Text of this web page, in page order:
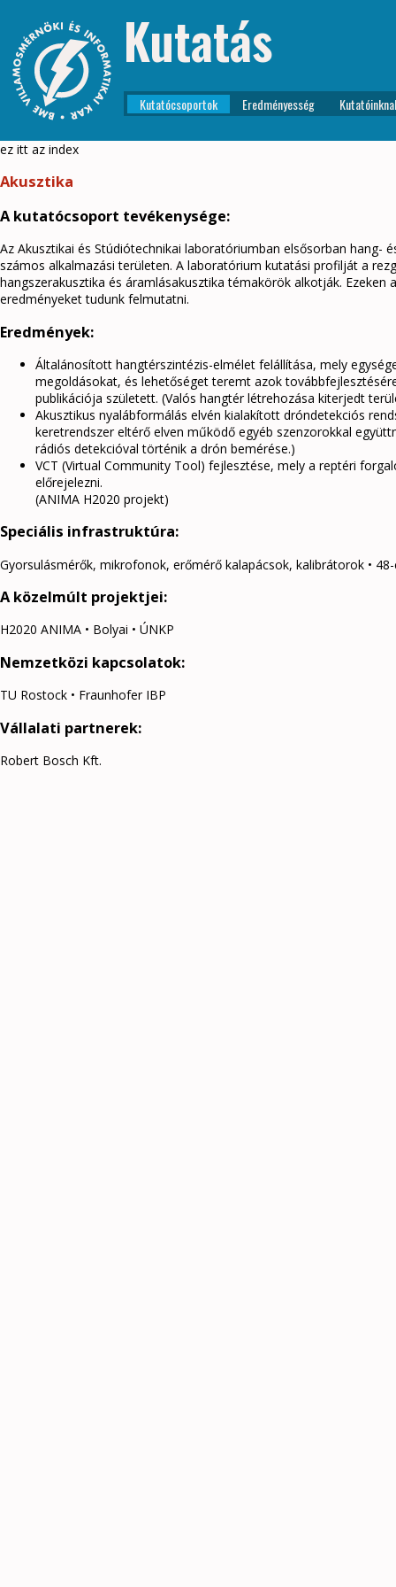
Kutatás
Kutatócsoportok Eredményesség
ez itt az index
Akusztika
A kutatócsoport tevékenysége:
Az Akusztikai és Stúdiótechnikai laboratóriumban elsősorban hang-
számos alkalmazási területen. A laboratórium kutatási profilját a
hangszerakusztika és áramlásakusztika témakörök alkotják.
eredményeket tudunk felmutatni.
Eredmények:
Általánosított hangtérszintézis-elmélet felállítása, mely
megoldásokat, és lehetőséget teremt azok
publikációja született. (Valós hangtér létrehozása kiterjedt
Akusztikus nyalábformálás elvén kialakított dróndetekciós
keretrendszer eltérő elven működő egyéb szenzorokkal
rádiós detekcióval történik a drón bemérése.)
VCT (Virtual Community Tool) fejlesztése, mely a reptéri
előrejelezni.
(ANIMA H2020 projekt)
Speciális infrastruktúra:
Gyorsulásmérők, mikrofonok, erőmérő kalapácsok, kalibrátorok •
A közelmúlt projektjei:
H2020 ANIMA • Bolyai • ÚNKP
Nemzetközi kapcsolatok:
TU Rostock • Fraunhofer IBP
Vállalati partnerek:
Robert Bosch Kft.